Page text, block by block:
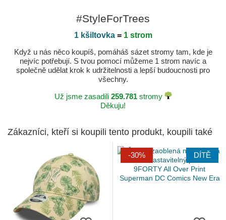
#StyleForTrees
1 kšiltovka= 1 strom
Když u nás něco koupíš, pomáháš sázet stromy tam, kde je
nejvíc potřebují. S tvou pomocí můžeme 1 strom navíc a
společně udělat krok k udržitelnosti a lepší budoucnosti pro
všechny.
Už jsme zasadili 259.781stromy
Děkuju!
Zákazníci, kteří si koupili tento produkt, koupili také
-30% DÍTĚ